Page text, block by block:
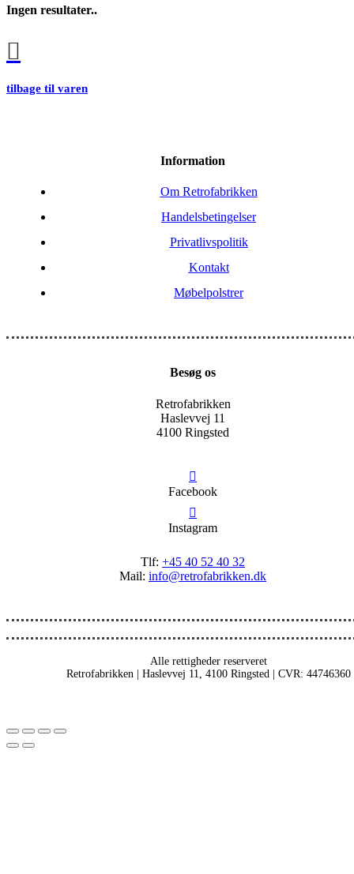
Ingen resultater..
tilbage til varen
Information
Om Retrofabrikken
Handelsbetingelser
Privatlivspolitik
Kontakt
Møbelpolstrer
Besøg os
Retrofabrikken
Haslevvej 11
4100 Ringsted
Facebook
Instagram
Tlf: +45 40 52 40 32
Mail: info@retrofabrikken.dk
Alle rettigheder reserveret
Retrofabrikken | Haslevvej 11, 4100 Ringsted | CVR: 44746360